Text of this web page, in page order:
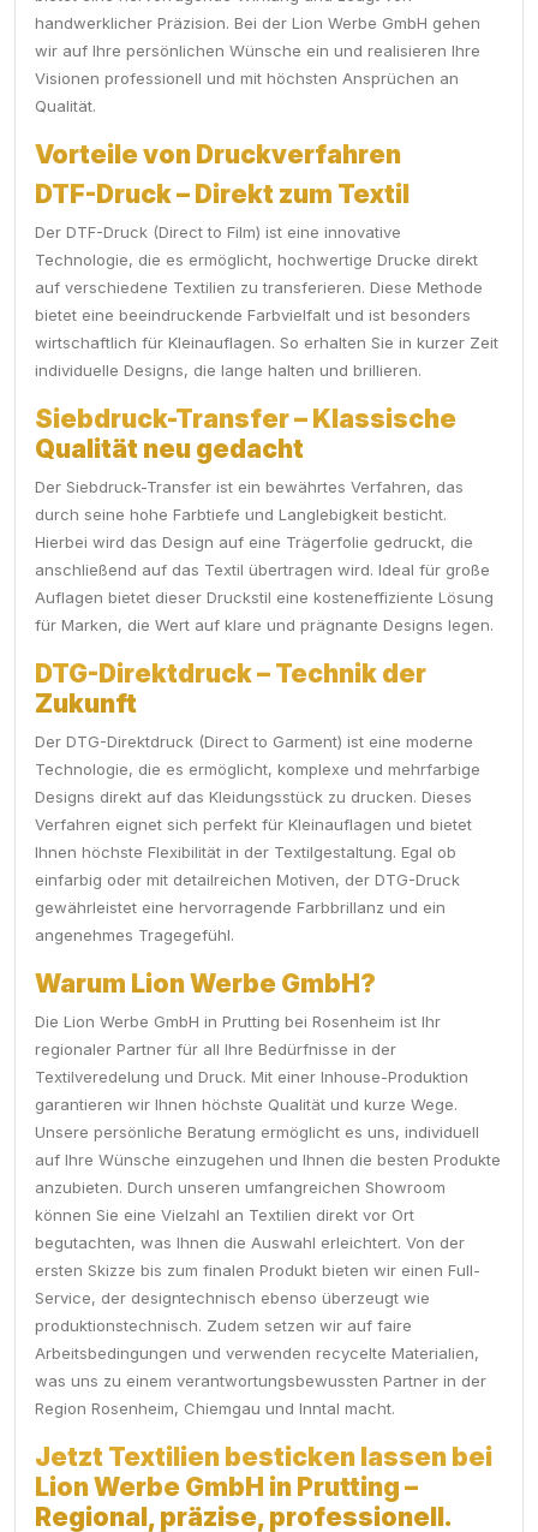
handwerklicher Präzision. Bei der Lion Werbe GmbH gehen
wir auf Ihre persönlichen Wünsche ein und realisieren Ihre
Visionen professionell und mit höchsten Ansprüchen an
Qualität.
Vorteile von Druckverfahren
DTF-Druck – Direkt zum Textil
Der DTF-Druck (Direct to Film) ist eine innovative
Technologie, die es ermöglicht, hochwertige Drucke direkt
auf verschiedene Textilien zu transferieren. Diese Methode
bietet eine beeindruckende Farbvielfalt und ist besonders
wirtschaftlich für Kleinauflagen. So erhalten Sie in kurzer Zeit
individuelle Designs, die lange halten und brillieren.
Siebdruck-Transfer – Klassische
Qualität neu gedacht
Der Siebdruck-Transfer ist ein bewährtes Verfahren, das
durch seine hohe Farbtiefe und Langlebigkeit besticht.
Hierbei wird das Design auf eine Trägerfolie gedruckt, die
anschließend auf das Textil übertragen wird. Ideal für große
Auflagen bietet dieser Druckstil eine kosteneffiziente Lösung
für Marken, die Wert auf klare und prägnante Designs legen.
DTG-Direktdruck – Technik der
Zukunft
Der DTG-Direktdruck (Direct to Garment) ist eine moderne
Technologie, die es ermöglicht, komplexe und mehrfarbige
Designs direkt auf das Kleidungsstück zu drucken. Dieses
Verfahren eignet sich perfekt für Kleinauflagen und bietet
Ihnen höchste Flexibilität in der Textilgestaltung. Egal ob
einfarbig oder mit detailreichen Motiven, der DTG-Druck
gewährleistet eine hervorragende Farbbrillanz und ein
angenehmes Tragegefühl.
Warum Lion Werbe GmbH?
Die Lion Werbe GmbH in Prutting bei Rosenheim ist Ihr
regionaler Partner für all Ihre Bedürfnisse in der
Textilveredelung und Druck. Mit einer Inhouse-Produktion
garantieren wir Ihnen höchste Qualität und kurze Wege.
Unsere persönliche Beratung ermöglicht es uns, individuell
auf Ihre Wünsche einzugehen und Ihnen die besten Produkte
anzubieten. Durch unseren umfangreichen Showroom
können Sie eine Vielzahl an Textilien direkt vor Ort
begutachten, was Ihnen die Auswahl erleichtert. Von der
ersten Skizze bis zum finalen Produkt bieten wir einen Full-
Service, der designtechnisch ebenso überzeugt wie
produktionstechnisch. Zudem setzen wir auf faire
Arbeitsbedingungen und verwenden recycelte Materialien,
was uns zu einem verantwortungsbewussten Partner in der
Region Rosenheim, Chiemgau und Inntal macht.
Jetzt Textilien besticken lassen bei
Lion Werbe GmbH in Prutting –
Regional, präzise, professionell.